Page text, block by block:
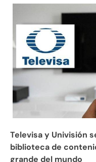
Televisa y Univisión
biblioteca de
grande del mundo